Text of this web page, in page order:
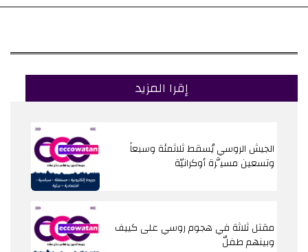
إقرا المزيد
الجيش الروسي يُسقط ثلاثمئة وسبعاً
وتسعين مسيَّرة أوكرانيّة
مقتل ثلاثة في هجوم روسي على كييف
وبينهم طفلٌ